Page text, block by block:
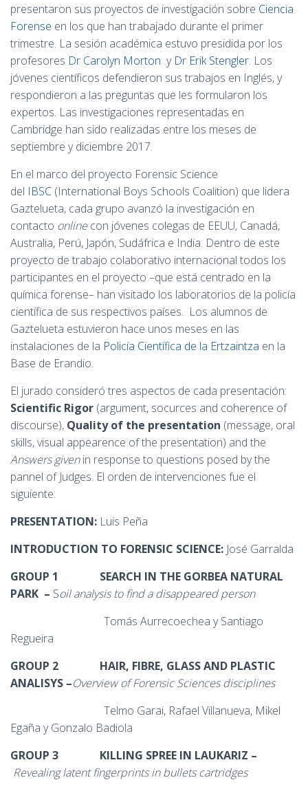
presentaron sus proyectos de investigación sobre Ciencia
Forense en los que han trabajado durante el primer
trimestre. La sesión académica estuvo presidida por los
profesores Dr Carolyn Morton y Dr Erik Stengler. Los
jóvenes científicos defendieron sus trabajos en Inglés, y
respondieron a las preguntas que les formularon los
expertos. Las investigaciones representadas en
Cambridge han sido realizadas entre los meses de
septiembre y diciembre 2017.
En el marco del proyecto Forensic Science
del IBSC (International Boys Schools Coalition) que lidera
Gaztelueta, cada grupo avanzó la investigación en
contacto onlinecon jóvenes colegas de EEUU, Canadá,
Australia, Perú, Japón, Sudáfrica e India. Dentro de este
proyecto de trabajo colaborativo internacional todos los
participantes en el proyecto –que está centrado en la
química forense– han visitado los laboratorios de la policía
científica de sus respectivos países. Los alumnos de
Gaztelueta estuvieron hace unos meses en las
instalaciones de la Policía Científica de la Ertzaintza en la
Base de Erandio.
El jurado consideró tres aspectos de cada presentación:
Scientific Rigor (argument, socurces and coherence of
discourse), Quality of the presentation (message, oral
skills, visual appearence of the presentation) and the
Answers givenin response to questions posed by the
pannel of Judges. El orden de intervenciones fue el
siguiente:
PRESENTATION: Luis Peña
INTRODUCTION TO FORENSIC SCIENCE: José Garralda
GROUP 1
SEARCH IN THE GORBEA NATURAL
PARK – Soil analysis to find a disappeared person
Tomás Aurrecoechea y Santiago
Regueira
GROUP 2
HAIR, FIBRE, GLASS AND PLASTIC
ANALISYS –Overview of Forensic Sciences disciplines
Telmo Garai, Rafael Villanueva, Mikel
Egaña y Gonzalo Badiola
GROUP 3
KILLING SPREE IN LAUKARIZ –
Revealing latent fingerprints in bullets cartridges